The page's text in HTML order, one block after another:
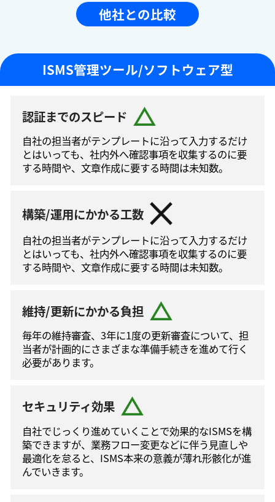
他社との比較
ISMS管理ツール/ソフトウェア型
認証までのスピード
自社の担当者がテンプレートに沿って⼊⼒するだけ
とはいっても、社内外へ確認事項を収集するのに要
する時間や、文章作成に要する時間は未知数。
構築/運用にかかる工数
自社の担当者がテンプレートに沿って⼊⼒するだけ
とはいっても、社内外へ確認事項を収集するのに要
する時間や、文章作成に要する時間は未知数。
維持/更新にかかる負担
毎年の維持審査、3年に1度の更新審査について、担
当者が計画的にさまざまな準備手続きを進めて⾏く
必要があります。
セキュリティ効果
自社でじっくり進めていくことで効果的なISMSを構
築できますが、業務フロー変更などに伴う⾒直しや
最適化を怠ると、ISMS本来の意義が薄れ形骸化が進
んでいきます。